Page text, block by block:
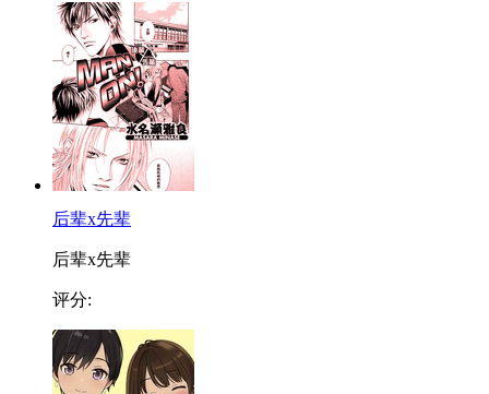
后辈x先辈
后辈x先辈
评分: